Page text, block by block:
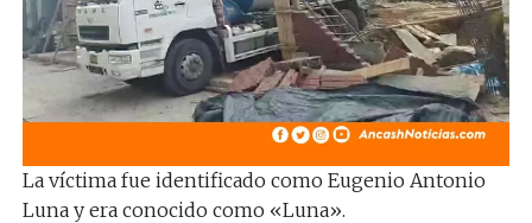
La víctima fue identificado como Eugenio Antonio
Luna y era conocido como «Luna».